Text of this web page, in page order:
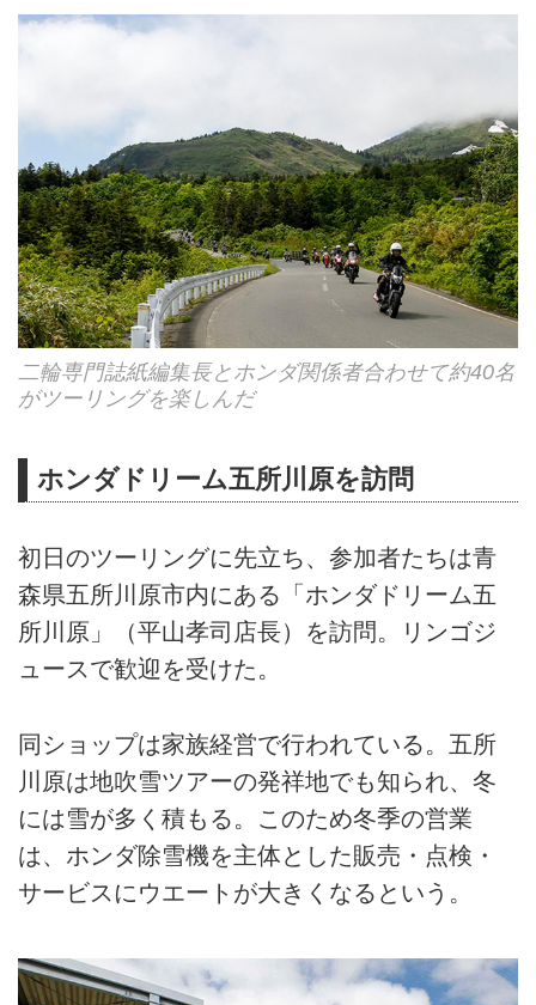
二輪専門誌紙編集長とホンダ関係者合わせて約40名
がツーリングを楽しんだ
ホンダドリーム五所川原を訪問
初日のツーリングに先立ち、参加者たちは青
森県五所川原市内にある「ホンダドリーム五
所川原」（平山孝司店長）を訪問。リンゴジ
ュースで歓迎を受けた。
同ショップは家族経営で行われている。五所
川原は地吹雪ツアーの発祥地でも知られ、冬
には雪が多く積もる。このため冬季の営業
は、ホンダ除雪機を主体とした販売・点検・
サービスにウエートが大きくなるという。